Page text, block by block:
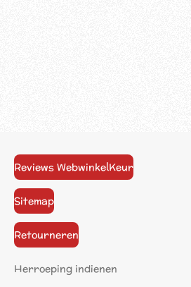
Reviews WebwinkelKeur
Sitemap
Retourneren
Herroeping indienen